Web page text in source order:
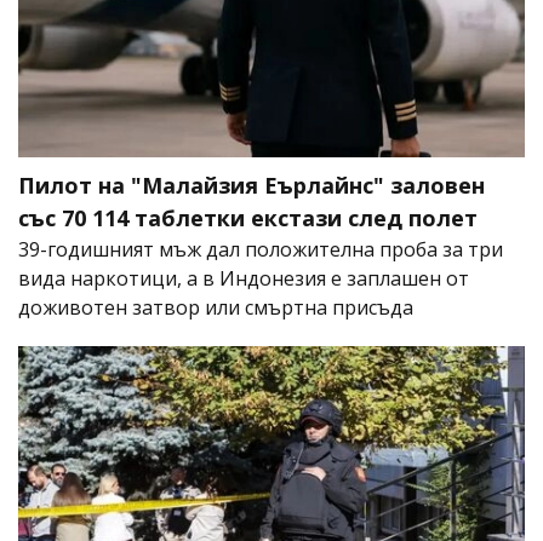
Пилот на "Малайзия Еърлайнс" заловен
със 70 114 таблетки екстази след полет
39-годишният мъж дал положителна проба за три
вида наркотици, а в Индонезия е заплашен от
доживотен затвор или смъртна присъда